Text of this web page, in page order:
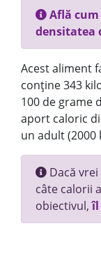
Află
densitatea
Acest aliment
conține 343
100 de grame
aport caloric
un adult (2000
Dacă
câte calorii
obiectivul,îl